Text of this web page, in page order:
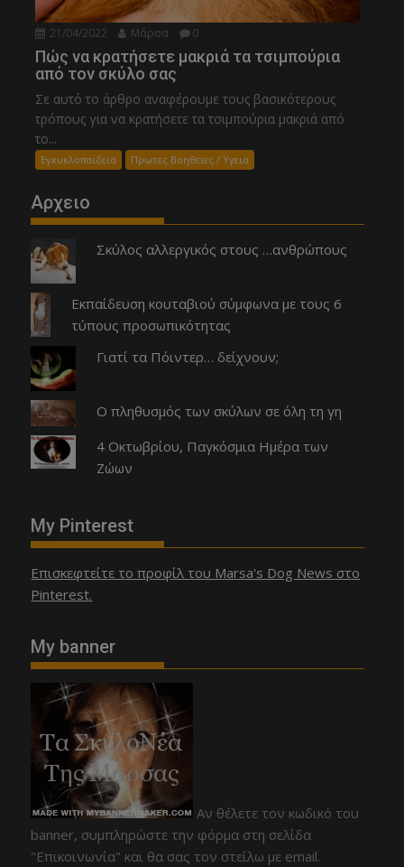
21/04/2022 Μάρσα 0
Πώς να κρατήσετε μακριά τα τσιμπούρια
από τον σκύλο σας
Σε αυτό το άρθρο αναφέρουμε τους βασικότερους
τρόπους για να κρατήσετε τα τσιμπούρια μακριά από
το...
Εγκυκλοπαιδεια Πρωτες Βοηθειες / Υγεια
Αρχειο
Σκύλος αλλεργικός στους …ανθρώπους
Εκπαίδευση κουταβιού σύμφωνα με τους 6
τύπους προσωπικότητας
Γιατί τα Πόιντερ… δείχνουν;
Ο πληθυσμός των σκύλων σε όλη τη γη
4 Οκτωβρίου, Παγκόσμια Ημέρα των
Ζώων
My Pinterest
Επισκεφτείτε το προφίλ του Marsa's Dog News στο
Pinterest.
My banner
Αν θέλετε τον κωδικό του
banner, συμπληρώστε την φόρμα στη σελίδα
"Επικοινωνία" και θα σας τον στείλω με email.